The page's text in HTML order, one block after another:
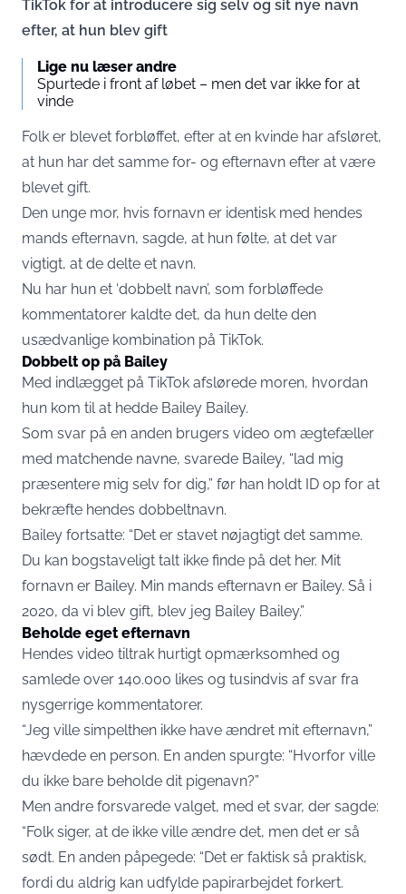
TikTok for at introducere sig selv og sit nye navn
efter, at hun blev gift
Lige nu læser andre
Spurtede i front af løbet – men det var ikke for at
vinde
Folk er blevet forbløffet, efter at en kvinde har afsløret,
at hun har det samme for- og efternavn efter at være
blevet gift.
Den unge mor, hvis fornavn er identisk med hendes
mands efternavn, sagde, at hun følte, at det var
vigtigt, at de delte et navn.
Nu har hun et ‘dobbelt navn’, som forbløffede
kommentatorer kaldte det, da hun delte den
usædvanlige kombination på TikTok.
Dobbelt op på Bailey
Med indlægget på TikTok afslørede moren, hvordan
hun kom til at hedde Bailey Bailey.
Som svar på en anden brugers video om ægtefæller
med matchende navne, svarede Bailey, “lad mig
præsentere mig selv for dig,” før han holdt ID op for at
bekræfte hendes dobbeltnavn.
Bailey fortsatte: “Det er stavet nøjagtigt det samme.
Du kan bogstaveligt talt ikke finde på det her. Mit
fornavn er Bailey. Min mands efternavn er Bailey. Så i
2020, da vi blev gift, blev jeg Bailey Bailey.”
Beholde eget efternavn
Hendes video tiltrak hurtigt opmærksomhed og
samlede over 140.000 likes og tusindvis af svar fra
nysgerrige kommentatorer.
“Jeg ville simpelthen ikke have ændret mit efternavn,”
hævdede en person. En anden spurgte: “Hvorfor ville
du ikke bare beholde dit pigenavn?”
Men andre forsvarede valget, med et svar, der sagde:
“Folk siger, at de ikke ville ændre det, men det er så
sødt. En anden påpegede: “Det er faktisk så praktisk,
fordi du aldrig kan udfylde papirarbejdet forkert.